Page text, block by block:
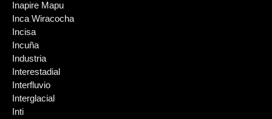
Inapire Mapu
Inca Wiracocha
Incisa
Incuña
Industria
Interestadial
Interfluvio
Interglacial
Inti